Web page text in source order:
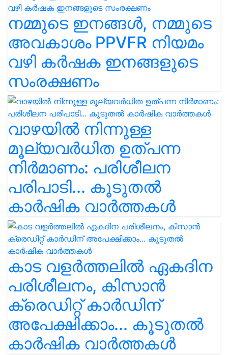
നമ്മുടെ ഇനങ്ങൾ, നമ്മുടെ
അവകാശം PPVFR നിയമം
വഴി കർഷക ഇനങ്ങളുടെ
സംരക്ഷണം
വാഴയിൽ നിന്നുള്ള
മൂല്യവർധിത ഉത്പന്ന
നിർമാണം: പരിശീലന
പരിപാടി... കൂടുതൽ
കാർഷിക വാർത്തകൾ
കാട വളര്‍ത്തലിൽ ഏകദിന
പരിശീലനം, കിസാൻ
ക്രെഡിറ്റ് കാർഡിന്
അപേക്ഷിക്കാം... കൂടുതൽ
കാർഷിക വാർത്തകൾ